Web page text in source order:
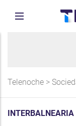
Telenoche >
INTERBALNEARIA